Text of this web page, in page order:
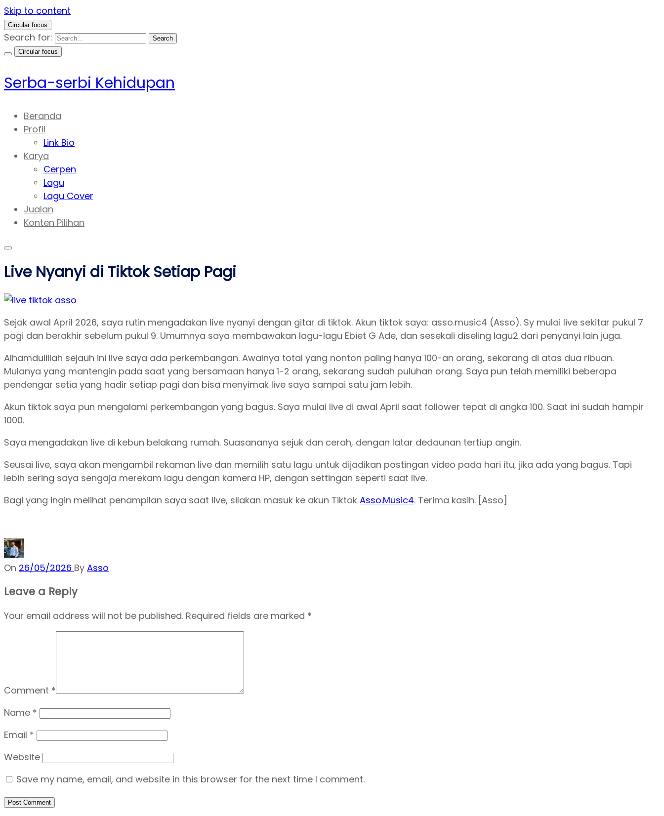
Skip to content
Circular focus
Search for:
Search
Circular focus
Serba-serbi Kehidupan
Beranda
Profil
Link Bio
Karya
Cerpen
Lagu
Lagu Cover
Jualan
Konten Pilihan
Live Nyanyi di Tiktok Setiap Pagi
Sejak awal April 2026, saya rutin mengadakan live nyanyi dengan gitar di tiktok. Akun tiktok saya: asso.music4 (Asso). Sy mulai live sekitar pukul 7
pagi dan berakhir sebelum pukul 9. Umumnya saya membawakan lagu-lagu Ebiet G Ade, dan sesekali diseling lagu2 dari penyanyi lain juga.
Alhamdulillah sejauh ini live saya ada perkembangan. Awalnya total yang nonton paling hanya 100-an orang, sekarang di atas dua ribuan.
Mulanya yang mantengin pada saat yang bersamaan hanya 1-2 orang, sekarang sudah puluhan orang. Saya pun telah memiliki beberapa
pendengar setia yang hadir setiap pagi dan bisa menyimak live saya sampai satu jam lebih.
Akun tiktok saya pun mengalami perkembangan yang bagus. Saya mulai live di awal April saat follower tepat di angka 100. Saat ini sudah hampir
1000.
Saya mengadakan live di kebun belakang rumah. Suasananya sejuk dan cerah, dengan latar dedaunan tertiup angin.
Seusai live, saya akan mengambil rekaman live dan memilih satu lagu untuk dijadikan postingan video pada hari itu, jika ada yang bagus. Tapi
lebih sering saya sengaja merekam lagu dengan kamera HP, dengan settingan seperti saat live.
Bagi yang ingin melihat penampilan saya saat live, silakan masuk ke akun Tiktok Asso.Music4. Terima kasih. [Asso]
On 26/05/2026 By Asso
Leave a Reply
Your email address will not be published. Required fields are marked *
Comment *
Name *
Email *
Website
Save my name, email, and website in this browser for the next time I comment.